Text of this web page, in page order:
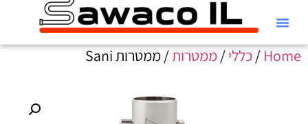
Home
/כללי/ממטרות/ ממטרות Sani